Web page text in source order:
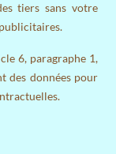
tiers sans votre
6, paragraphe 1,
des données pour